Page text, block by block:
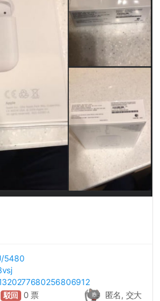
/5480
匿名, 交大
駁回 0 票